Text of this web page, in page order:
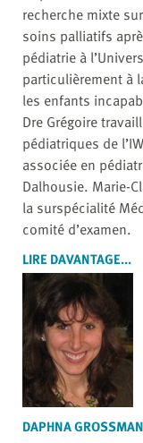
recherche mixte
soins palliatifs
pédiatrie à
particulièrement à
les enfants
Dre Grégoire
pédiatriques de
associée en
Dalhousie. Marie-
la surspécialité
comité d’examen.
LIRE DAVANTAGE...
DAPHNA